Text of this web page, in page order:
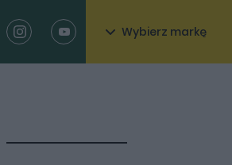
Wybierz markę